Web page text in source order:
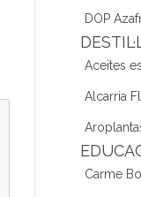
DOP
Aceites
Alcarria
Aroplantas
Carme